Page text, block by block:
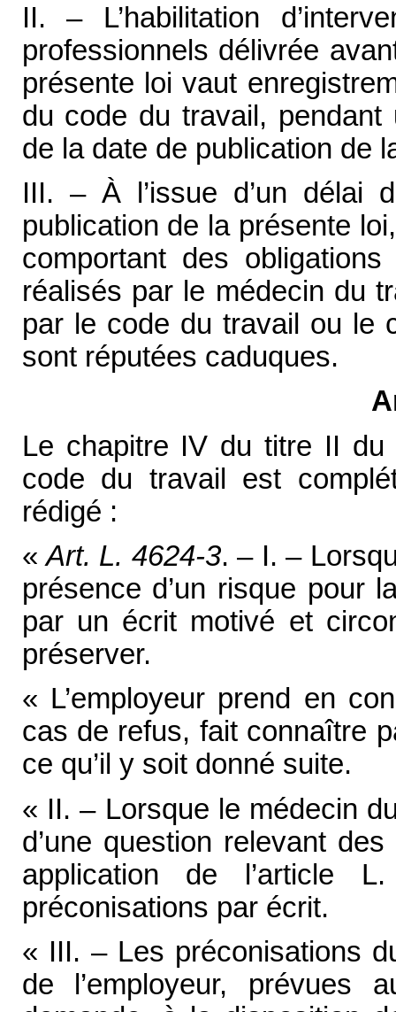
II. – L’habilitation
professionnels délivrée
présente loi vaut
du code du travail,
de la date de publication de
III. – À l’issue d’un délai
publication de la présente
comportant des
réalisés par le médecin du
par le code du travail ou le
sont réputées caduques.
Le chapitre IV du titre II
code du travail est
rédigé :
«Art. L. 4624-3. – I. –
présence d’un risque pour
par un écrit motivé et
préserver.
« L’employeur prend en
cas de refus, fait connaître
ce qu’il y soit donné suite.
« II. – Lorsque le médecin
d’une question relevant
application de l’article
préconisations par écrit.
« III. – Les préconisations
de l’employeur,